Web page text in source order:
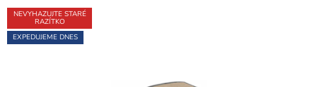
produktu
je
0,0
NEVYHAZUJTE STARÉ
RAZÍTKO
EXPEDUJEME DNES